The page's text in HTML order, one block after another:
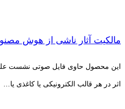
مالکیت آثار ناشی از هوش
این محصول حاوی فایل صوتی نشست
اثر در هر قالب الکترونیکی یا کاغذی یا…